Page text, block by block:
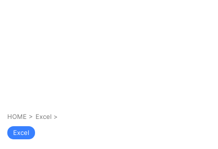
HOME > Excel >
Excel